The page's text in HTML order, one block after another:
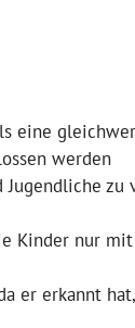
eine
werden
zu
Kinder nur
er erkannt